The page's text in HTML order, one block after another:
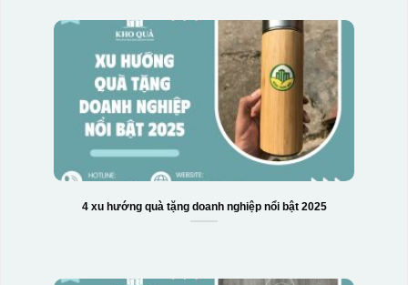
4 xu hướng quà tặng doanh nghiệp nổi bật 2025